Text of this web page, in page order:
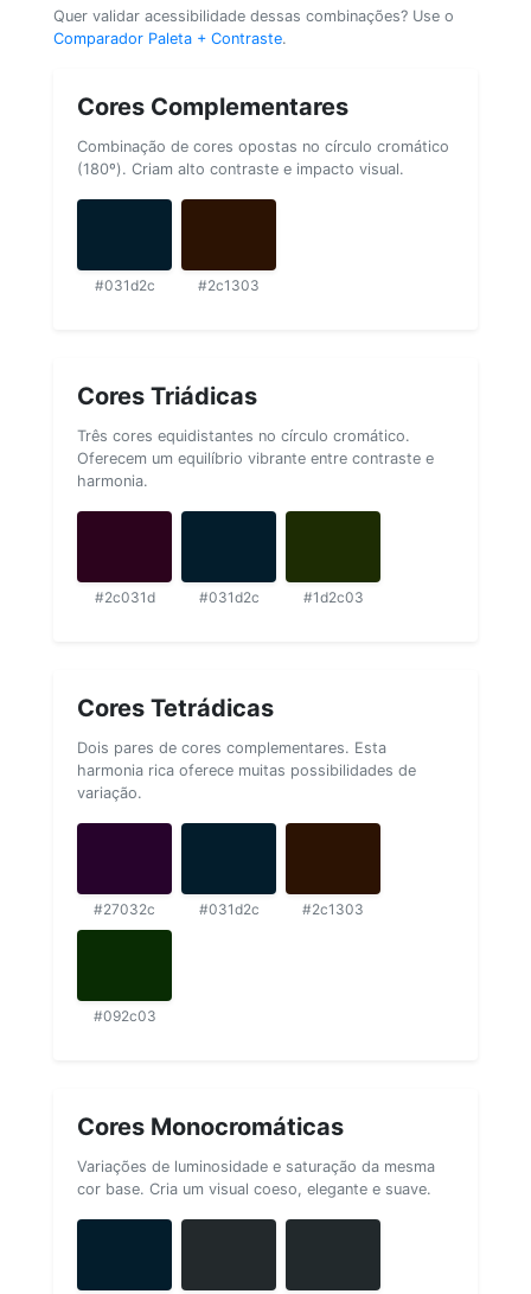
Quer validar acessibilidade dessas combinações? Use o
Comparador Paleta + Contraste.
Cores Complementares
Combinação de cores opostas no círculo cromático
(180º). Criam alto contraste e impacto visual.
#031d2c #2c1303
Cores Triádicas
Três cores equidistantes no círculo cromático.
Oferecem um equilíbrio vibrante entre contraste e
harmonia.
#2c031d #031d2c #1d2c03
Cores Tetrádicas
Dois pares de cores complementares. Esta
harmonia rica oferece muitas possibilidades de
variação.
#27032c #031d2c #2c1303
#092c03
Cores Monocromáticas
Variações de luminosidade e saturação da mesma
cor base. Cria um visual coeso, elegante e suave.